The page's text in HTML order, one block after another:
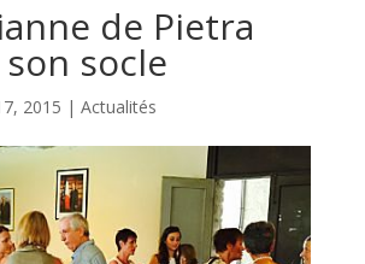
de Pietra
socle
2015 | Actualités